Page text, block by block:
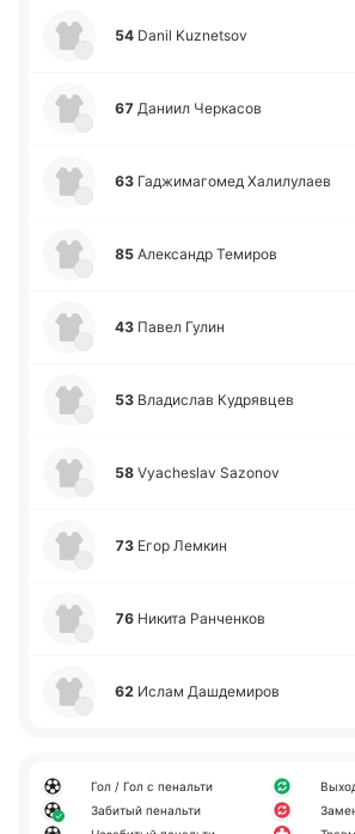
54 Danil Kuznetsov
67 Даниил Че­рка­сов
63 Га­джи­ма­го­мед Ха­ли­лу­лаев
85 Але­ксандр Те­ми­ров
43 Павел Гулин
53 Вла­ди­слав Ку­дря­вцев
58 Vyacheslav Sazonov
73 Егор Лемкин
76 Никита Ра­нче­нков
62 Ислам Да­шде­ми­ров
Гол / Гол с пенальти
Забитый пенальти